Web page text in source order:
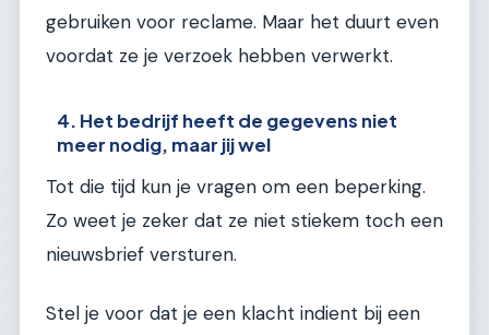
gebruiken voor reclame. Maar het duurt even
voordat ze je verzoek hebben verwerkt.
4. Het bedrijf heeft de gegevens niet
meer nodig, maar jij wel
Tot die tijd kun je vragen om een beperking.
Zo weet je zeker dat ze niet stiekem toch een
nieuwsbrief versturen.
Stel je voor dat je een klacht indient bij een